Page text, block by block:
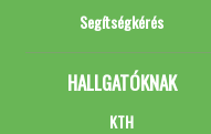
Segítségkérés
HALLGATÓKNAK
KTH